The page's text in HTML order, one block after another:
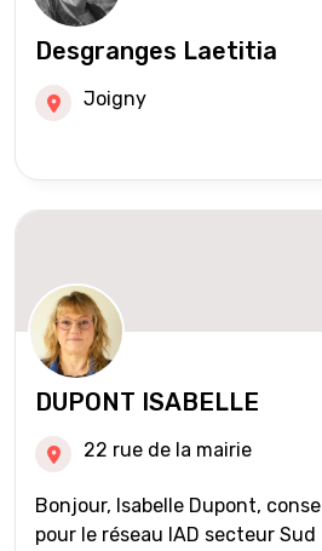
Desgranges Laetitia
Joigny
DUPONT ISABELLE
22 rue de la mairie
Bonjour, Isabelle Dupont,
pour le réseau IAD secteur